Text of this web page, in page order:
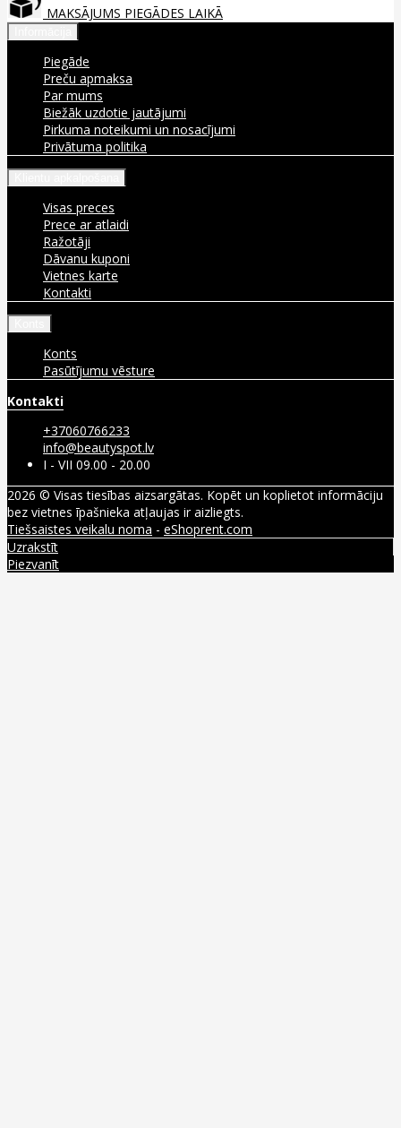
MAKSĀJUMS PIEGĀDES LAIKĀ
Piegāde
Preču apmaksa
Par mums
Biežāk uzdotie jautājumi
Pirkuma noteikumi un nosacījumi
Privātuma politika
Visas preces
Prece ar atlaidi
Ražotāji
Dāvanu kuponi
Vietnes karte
Kontakti
Konts
Pasūtījumu vēsture
Kontakti
+37060766233
info@beautyspot.lv
I - VII 09.00 - 20.00
2026 © Visas tiesības aizsargātas. Kopēt un koplietot informāciju
bez vietnes īpašnieka atļaujas ir aizliegts.
Tiešsaistes veikalu noma - eShoprent.com
Uzrakstīt
Piezvanīt